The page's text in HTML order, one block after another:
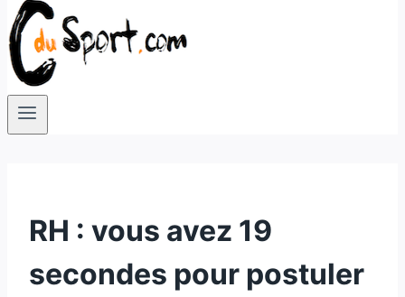
RH : vous avez 19
secondes pour postuler